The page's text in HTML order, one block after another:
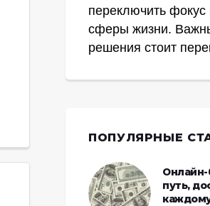
переключить фокус
сферы жизни.
решения стоит
ПОПУЛЯРНЫЕ
Онлайн-
путь,